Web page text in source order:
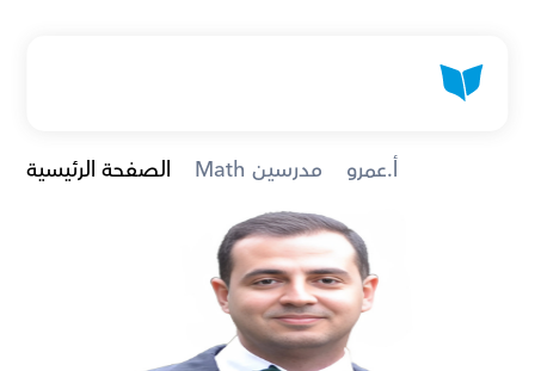
الصفحة الرئيسية Math مدرسين أ.عمرو